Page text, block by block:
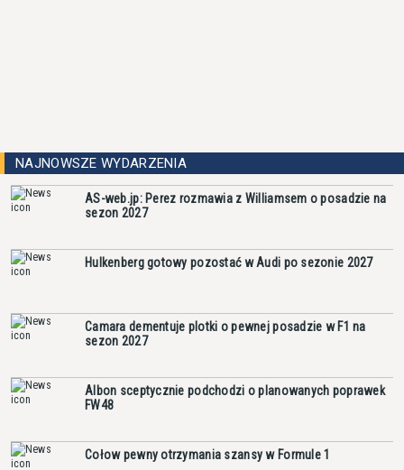
NAJNOWSZE WYDARZENIA
AS-web.jp: Perez rozmawia z Williamsem o posadzie na
sezon 2027
Hulkenberg gotowy pozostać w Audi po sezonie 2027
Camara dementuje plotki o pewnej posadzie w F1 na
sezon 2027
Albon sceptycznie podchodzi o planowanych poprawek
FW48
Cołow pewny otrzymania szansy w Formule 1